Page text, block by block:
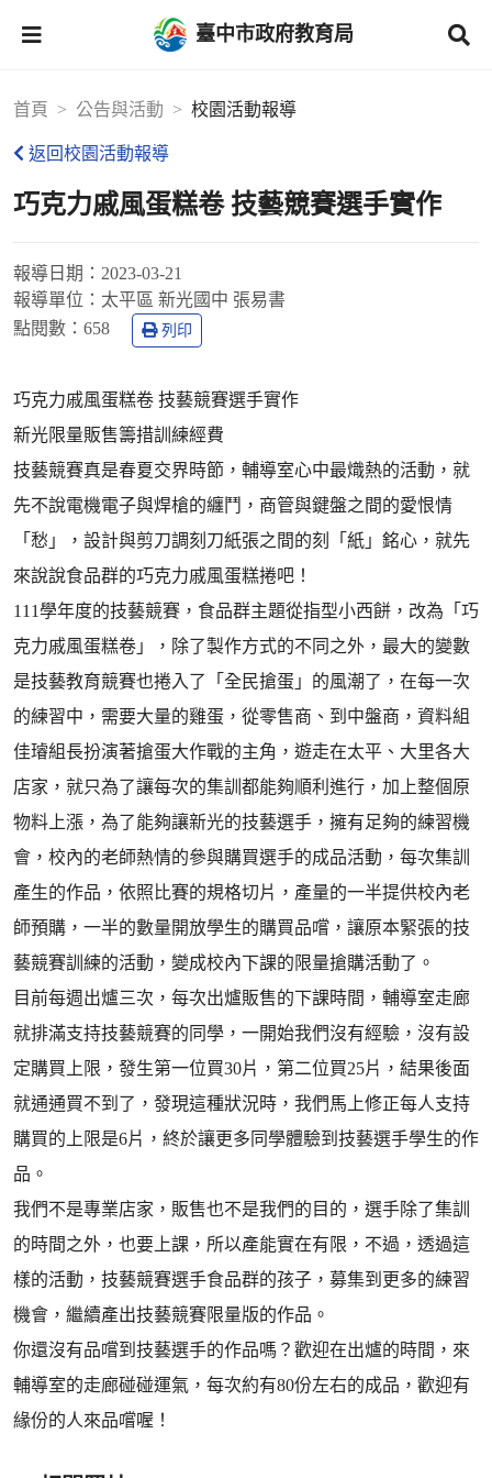
臺中市政府教育局
首頁 公告與活動 校園活動報導
返回校園活動報導
巧克力戚風蛋糕卷 技藝競賽選手實作
報導日期： 2023-03-21
報導單位： 太平區 新光國中 張易書
點閱數： 658 列印
巧克力戚風蛋糕卷 技藝競賽選手實作
新光限量販售籌措訓練經費
技藝競賽真是春夏交界時節，輔導室心中最熾熱的活動，就
先不說電機電子與焊槍的纏鬥，商管與鍵盤之間的愛恨情
「愁」，設計與剪刀調刻刀紙張之間的刻「紙」銘心，就先
來說說食品群的巧克力戚風蛋糕捲吧！
111學年度的技藝競賽，食品群主題從指型小西餅，改為「巧
克力戚風蛋糕卷」，除了製作方式的不同之外，最大的變數
是技藝教育競賽也捲入了「全民搶蛋」的風潮了，在每一次
的練習中，需要大量的雞蛋，從零售商、到中盤商，資料組
佳璿組長扮演著搶蛋大作戰的主角，遊走在太平、大里各大
店家，就只為了讓每次的集訓都能夠順利進行，加上整個原
物料上漲，為了能夠讓新光的技藝選手，擁有足夠的練習機
會，校內的老師熱情的參與購買選手的成品活動，每次集訓
產生的作品，依照比賽的規格切片，產量的一半提供校內老
師預購，一半的數量開放學生的購買品嚐，讓原本緊張的技
藝競賽訓練的活動，變成校內下課的限量搶購活動了。
目前每週出爐三次，每次出爐販售的下課時間，輔導室走廊
就排滿支持技藝競賽的同學，一開始我們沒有經驗，沒有設
定購買上限，發生第一位買30片，第二位買25片，結果後面
就通通買不到了，發現這種狀況時，我們馬上修正每人支持
購買的上限是6片，終於讓更多同學體驗到技藝選手學生的作
品。
我們不是專業店家，販售也不是我們的目的，選手除了集訓
的時間之外，也要上課，所以產能實在有限，不過，透過這
樣的活動，技藝競賽選手食品群的孩子，募集到更多的練習
機會，繼續產出技藝競賽限量版的作品。
你還沒有品嚐到技藝選手的作品嗎？歡迎在出爐的時間，來
輔導室的走廊碰碰運氣，每次約有80份左右的成品，歡迎有
緣份的人來品嚐喔！